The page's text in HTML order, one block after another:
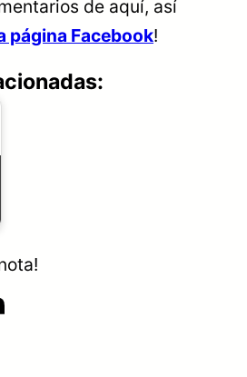
de aquí, así
página Facebook!